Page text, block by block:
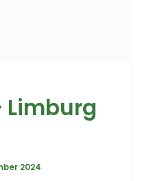
Limburg
2024